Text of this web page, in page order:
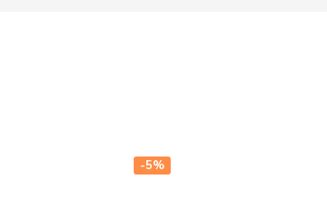
-5%